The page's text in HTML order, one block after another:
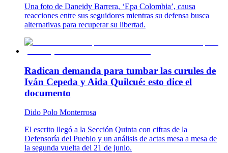
Una foto de Daneidy Barrera, ‘Epa Colombia’, causa
reacciones entre sus seguidores mientras su defensa busca
alternativas para recuperar su libertad.
Radican demanda para tumbar las curules de
Iván Cepeda y Aida Quilcué: esto dice el
documento
Dido Polo Monterrosa
El escrito llegó a la Sección Quinta con cifras de la
Defensoría del Pueblo y un análisis de actas mesa a mesa de
la segunda vuelta del 21 de junio.